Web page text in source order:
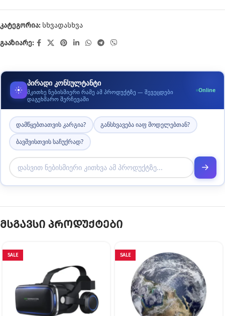
კატეგორია: სხვადასხვა
გააზიარე:
პირადი კონსულტანტი
მკითხე ნებისმიერი რამე ამ პროდუქტზე — შევეცდები
დაგეხმარო შერჩევაში
Online
დამწყებთათვის კარგია? განსხვავება იაფ მოდელებთან?
ბავშვისთვის საჩუქრად?
მსგავსი პროდუქტები
SALE SALE